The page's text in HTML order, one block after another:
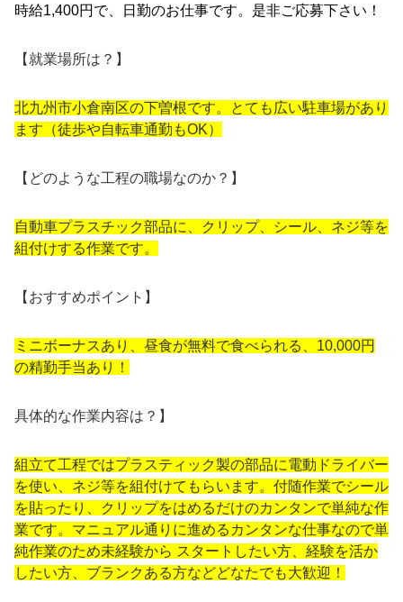
時給1,400円で、日勤のお仕事です。是非ご応募下さい！
【就業場所は？】
北九州市小倉南区の下曽根です。とても広い駐車場があり
ます（徒歩や自転車通勤もOK）
【どのような⼯程の職場なのか？】
⾃動⾞プラスチック部品に、クリップ、シール、ネジ等を
組付けする作業です。
【おすすめポイント】
ミニボーナスあり、昼食が無料で食べられる、10,000円
の精勤手当あり！
具体的な作業内容は？】
組⽴て⼯程ではプラスティック製の部品に電動ドライバー
を使い、ネジ等を組付けてもらいます。付随作業でシール
を貼ったり、クリップをはめるだけのカンタンで単純な作
業です。マニュアル通りに進めるカンタンな仕事なので単
純作業のため未経験から スタートしたい⽅、経験を活か
したい⽅、ブランクある⽅などどなたでも大歓迎！